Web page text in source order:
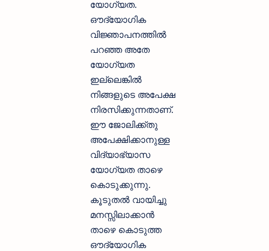
യോഗ്യത.
ഔദ്യോഗിക
വിജ്ഞാപനത്തില്‍
പറഞ്ഞ അതേ
യോഗ്യത
ഇല്ലെങ്കില്‍
നിങ്ങളുടെ അപേക്ഷ
നിരസിക്കുന്നതാണ്.
ഈ ജോലിക്ക്തു
അപേക്ഷിക്കാനുള്ള
വിദ്യാഭ്യാസ
യോഗ്യത താഴെ
കൊടുക്കുന്നു.
കൂടുതല്‍ വായിച്ചു
മനസ്സിലാക്കാന്‍
താഴെ കൊടുത്ത
ഔദ്യോഗിക